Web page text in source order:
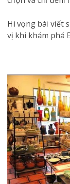
Hi vọng bài viết
vị khi khám phá